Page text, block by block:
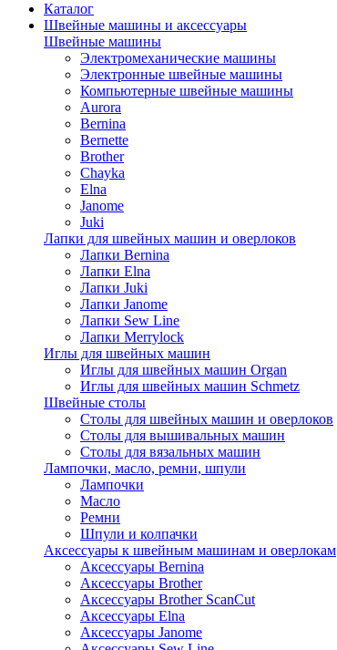
Каталог
Швейные машины и аксессуары
Швейные машины
Электромеханические машины
Электронные швейные машины
Компьютерные швейные машины
Aurora
Bernina
Bernette
Brother
Chayka
Elna
Janome
Juki
Лапки для швейных машин и оверлоков
Лапки Bernina
Лапки Elna
Лапки Juki
Лапки Janome
Лапки Sew Line
Лапки Merrylock
Иглы для швейных машин
Иглы для швейных машин Organ
Иглы для швейных машин Schmetz
Швейные столы
Столы для швейных машин и оверлоков
Столы для вышивальных машин
Столы для вязальных машин
Лампочки, масло, ремни, шпули
Лампочки
Масло
Ремни
Шпули и колпачки
Аксессуары к швейным машинам и оверлокам
Аксессуары Bernina
Аксессуары Brother
Аксессуары Brother ScanCut
Аксессуары Elna
Аксессуары Janome